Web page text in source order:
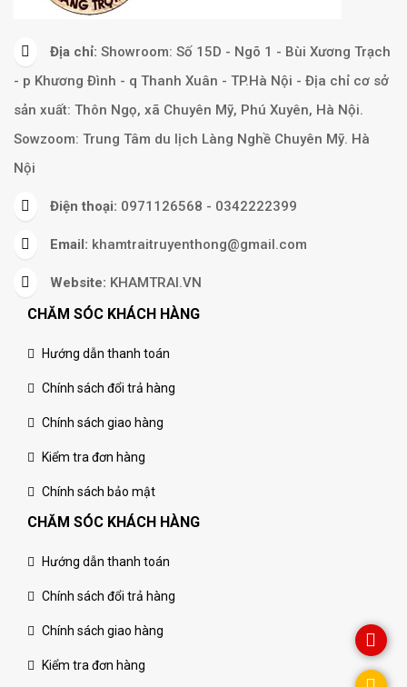
Địa chỉ: Showroom: Số 15D - Ngõ 1 - Bùi Xương Trạch
- p Khương Đình - q Thanh Xuân - TP.Hà Nội - Địa chỉ cơ sở
sản xuất: Thôn Ngọ, xã Chuyên Mỹ, Phú Xuyên, Hà Nội.
Sowzoom: Trung Tâm du lịch Làng Nghề Chuyên Mỹ. Hà
Nội
Điện thoại: 0971126568 - 0342222399
Email: khamtraitruyenthong@gmail.com
Website: KHAMTRAI.VN
CHĂM SÓC KHÁCH HÀNG
Hướng dẫn thanh toán
Chính sách đổi trả hàng
Chính sách giao hàng
Kiểm tra đơn hàng
Chính sách bảo mật
CHĂM SÓC KHÁCH HÀNG
Hướng dẫn thanh toán
Chính sách đổi trả hàng
Chính sách giao hàng
Kiểm tra đơn hàng